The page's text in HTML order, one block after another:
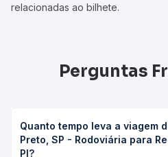
relacionadas ao bilhete.
Perguntas
Quanto tempo leva a viagem
Preto, SP - Rodoviária para
PI?